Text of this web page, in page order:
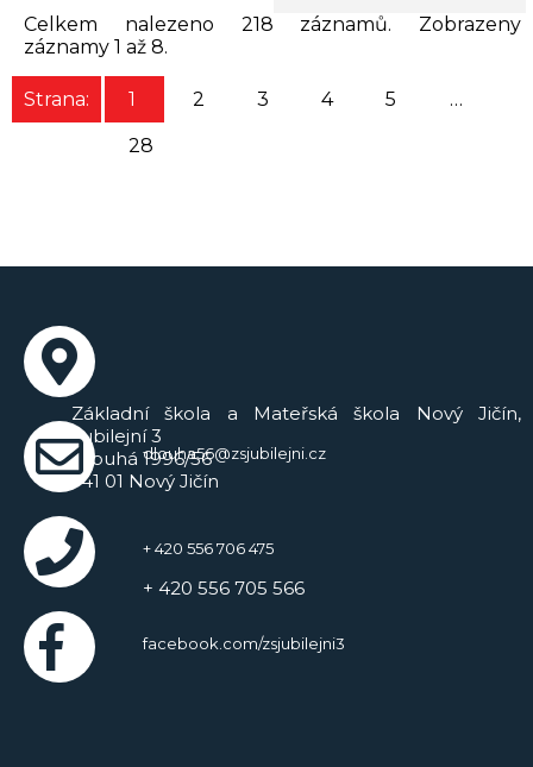
Celkem nalezeno 218 záznamů. Zobrazeny
záznamy 1 až 8.
Strana: 1 2 3 4 5 …
28
Základní škola a Mateřská škola Nový Jičín,
Jubilejní 3
Dlouhá 1996/56
741 01 Nový Jičín
dlouha56@zsjubilejni.cz
+ 420 556 706 475
+ 420 556 705 566
facebook.com/zsjubilejni3